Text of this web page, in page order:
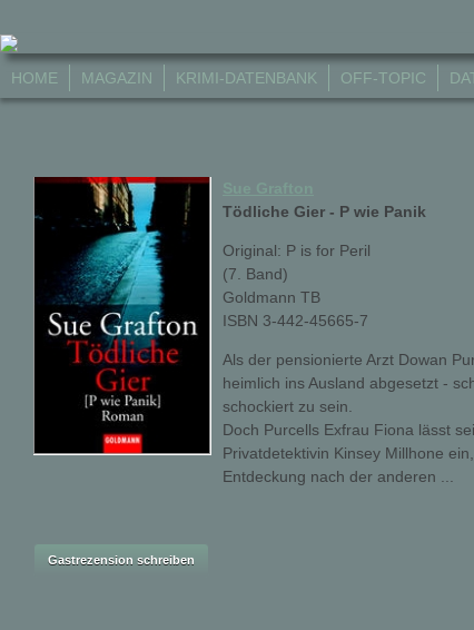
HOME MAGAZIN KRIMI-DATENBANK OFF-TOPIC
Sue Grafton
Tödliche Gier - P wie Panik
Original: P is for Peril
(7. Band)
Goldmann TB
ISBN 3-442-45665-7
Als der pensionierte Arzt Dowan
heimlich ins Ausland abgesetzt -
schockiert zu sein.
Doch Purcells Exfrau Fiona lässt
Privatdetektivin Kinsey Millhone
Entdeckung nach der anderen ...